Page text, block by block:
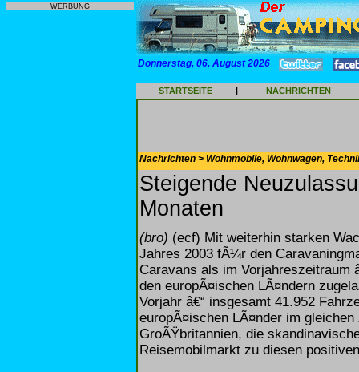
WERBUNG
Donnerstag, 06. August 2026
STARTSEITE | NACHRICHTEN
Nachrichten > Wohnmobile, Wohnwagen,
Steigende
Monaten
(bro) (ecf) Mit weiterhin starken
Jahres 2003 fÃ¼r den
Caravans als im Vorjahreszeitraum
den europÃ¤ischen LÃ¤ndern
Vorjahr â€“ insgesamt 41.952
europÃ¤ischen LÃ¤nder im
GroÃŸbritannien, die
Reisemobilmarkt zu diesen